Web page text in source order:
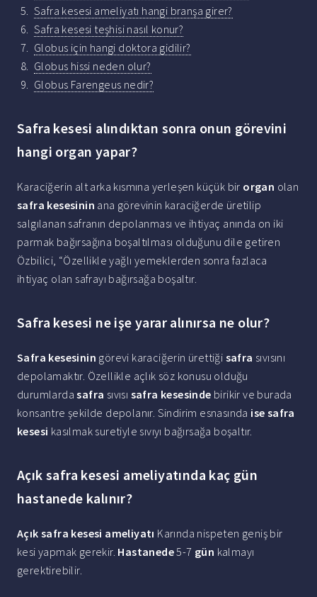
Safra kesesi ameliyatı hangi branşa girer?
Safra kesesi teşhisi nasıl konur?
Globus için hangi doktora gidilir?
Globus hissi neden olur?
Globus Farengeus nedir?
Safra kesesi alındıktan sonra onun görevini
hangi organ yapar?
Karaciğerin alt arka kısmına yerleşen küçük bir organ olan
safra kesesinin ana görevinin karaciğerde üretilip
salgılanan safranın depolanması ve ihtiyaç anında on iki
parmak bağırsağına boşaltılması olduğunu dile getiren
Özbilici, “Özellikle yağlı yemeklerden sonra fazlaca
ihtiyaç olan safrayı bağırsağa boşaltır.
Safra kesesi ne işe yarar alınırsa ne olur?
Safra kesesinin görevi karaciğerin ürettiği safra sıvısını
depolamaktır. Özellikle açlık söz konusu olduğu
durumlardasafra sıvısı safra kesesinde birikir ve burada
konsantre şekilde depolanır. Sindirim esnasında ise safra
kesesi kasılmak suretiyle sıvıyı bağırsağa boşaltır.
Açık safra kesesi ameliyatında kaç gün
hastanede kalınır?
Açık safra kesesi ameliyatı Karında nispeten geniş bir
kesi yapmak gerekir. Hastanede5-7 gün kalmayı
gerektirebilir.